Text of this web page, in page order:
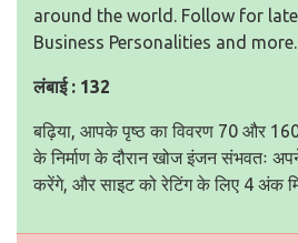
around the world. Follow for
Business Personalities and more.
लंबाई : 132
बढ़िया, आपके पृष्ठ का विवरण 70 और
के निर्माण के दौरान खोज इंजन संभवतः
करेंगे, और साइट को रेटिंग के लिए 4 अंक